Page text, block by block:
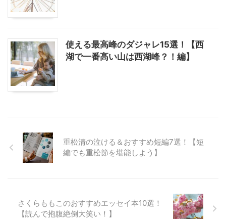
使える最高峰のダジャレ15選！【西
湖で一番高い山は西湖峰？！編】
重松清の泣ける＆おすすめ短編7選！【短
編でも重松節を堪能しよう】
さくらももこのおすすめエッセイ本10選！
【読んで抱腹絶倒大笑い！】